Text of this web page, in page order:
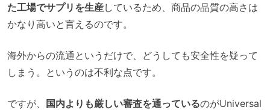
た工場でサプリを生産しているため、商品の品質の高さは
かなり高いと言えるのです。
海外からの流通というだけで、どうしても安全性を疑って
しまう。というのは不利な点です。
ですが、 国内よりも厳しい審査を通っているのがUniversal